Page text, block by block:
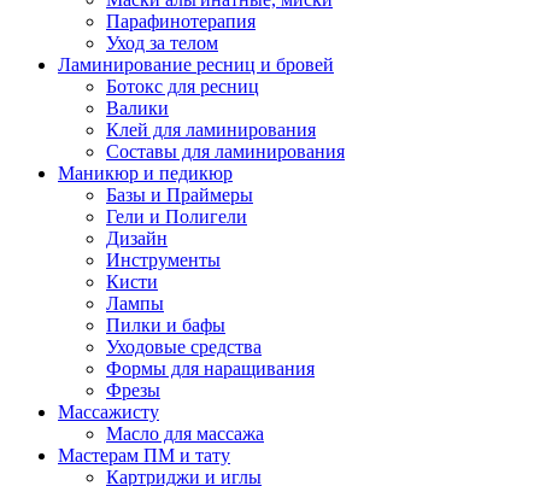
Парафинотерапия
Уход за телом
Ламинирование ресниц и бровей
Ботокс для ресниц
Валики
Клей для ламинирования
Составы для ламинирования
Маникюр и педикюр
Базы и Праймеры
Гели и Полигели
Дизайн
Инструменты
Кисти
Лампы
Пилки и бафы
Уходовые средства
Формы для наращивания
Фрезы
Массажисту
Масло для массажа
Мастерам ПМ и тату
Картриджи и иглы